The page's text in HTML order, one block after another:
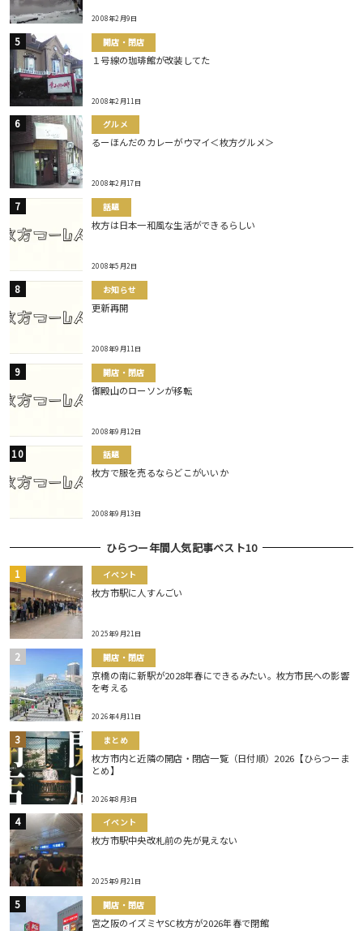
2008年2月9日
開店・閉店
１号線の珈琲館が改装してた
2008年2月11日
グルメ
るーほんだのカレーがウマイ＜枚方グルメ＞
2008年2月17日
話題
枚方は日本一和風な生活ができるらしい
2008年5月2日
お知らせ
更新再開
2008年9月11日
開店・閉店
御殿山のローソンが移転
2008年9月12日
話題
枚方で服を売るならどこがいいか
2008年9月13日
ひらつー年間人気記事ベスト10
イベント
枚方市駅に人すんごい
2025年9月21日
開店・閉店
京橋の南に新駅が2028年春にできるみたい。枚方市民への影響
を考える
2026年4月11日
まとめ
枚方市内と近隣の開店・閉店一覧（日付順）2026【ひらつーま
とめ】
2026年8月3日
イベント
枚方市駅中央改札前の先が見えない
2025年9月21日
開店・閉店
宮之阪のイズミヤSC枚方が2026年春で閉館